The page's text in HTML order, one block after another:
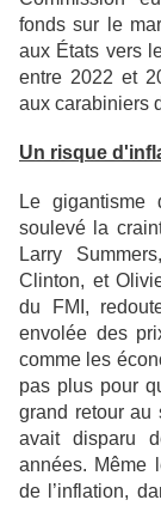
fonds sur le
aux États vers
entre 2022 et
aux carabiniers
Un risque
Le gigantisme
soulevé la
Larry
Clinton, et
du FMI,
envolée des
comme les
pas plus pour
grand retour au
avait disparu
années. Même
de l’inflation,